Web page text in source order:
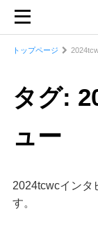
トップページ
タグ:
ュー
2024tcwcインタ
す。